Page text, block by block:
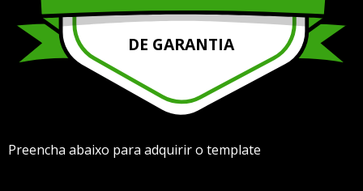
DE GARANTIA
Preencha abaixo para adquirir o template